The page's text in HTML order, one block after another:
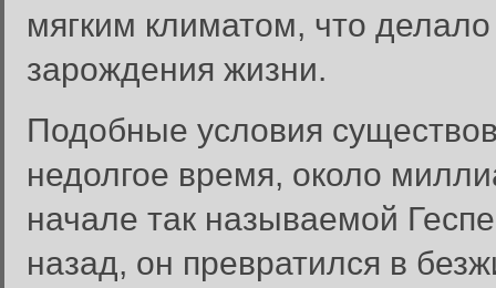
мягким климатом, что
зарождения жизни.
Подобные условия
недолгое время, около
начале так называемой
назад, он превратился в